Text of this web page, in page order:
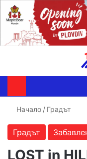
Начало / Градът
Градът
LOST in